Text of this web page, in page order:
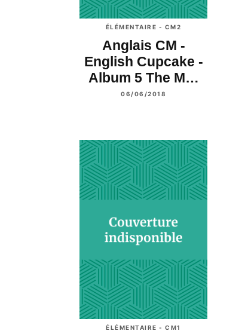
ÉLÉMENTAIRE - CM2
Anglais CM -
English Cupcake -
Album 5 The M…
06/06/2018
ÉLÉMENTAIRE - CM1